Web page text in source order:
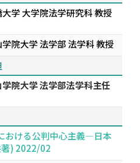
大学 大学院法学研究科 教授
学院大学 法学部 法学科 教授
学院大学 法学部法学科主任
おける公判中心主義—日本
著) 2022/02